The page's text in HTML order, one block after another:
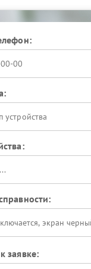
Powercom
и
функционирует
стоит
устройства.
устройства
заявке: